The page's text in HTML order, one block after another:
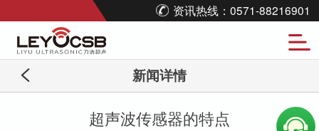
资讯热线：0571-88216901
新闻详情
超声波传感器的特点